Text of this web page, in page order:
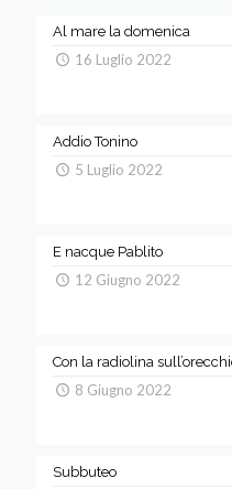
Al mare la domenica
16 Luglio 2022
Addio Tonino
5 Luglio 2022
E nacque Pablito
12 Giugno 2022
Con la radiolina
8 Giugno 2022
Subbuteo